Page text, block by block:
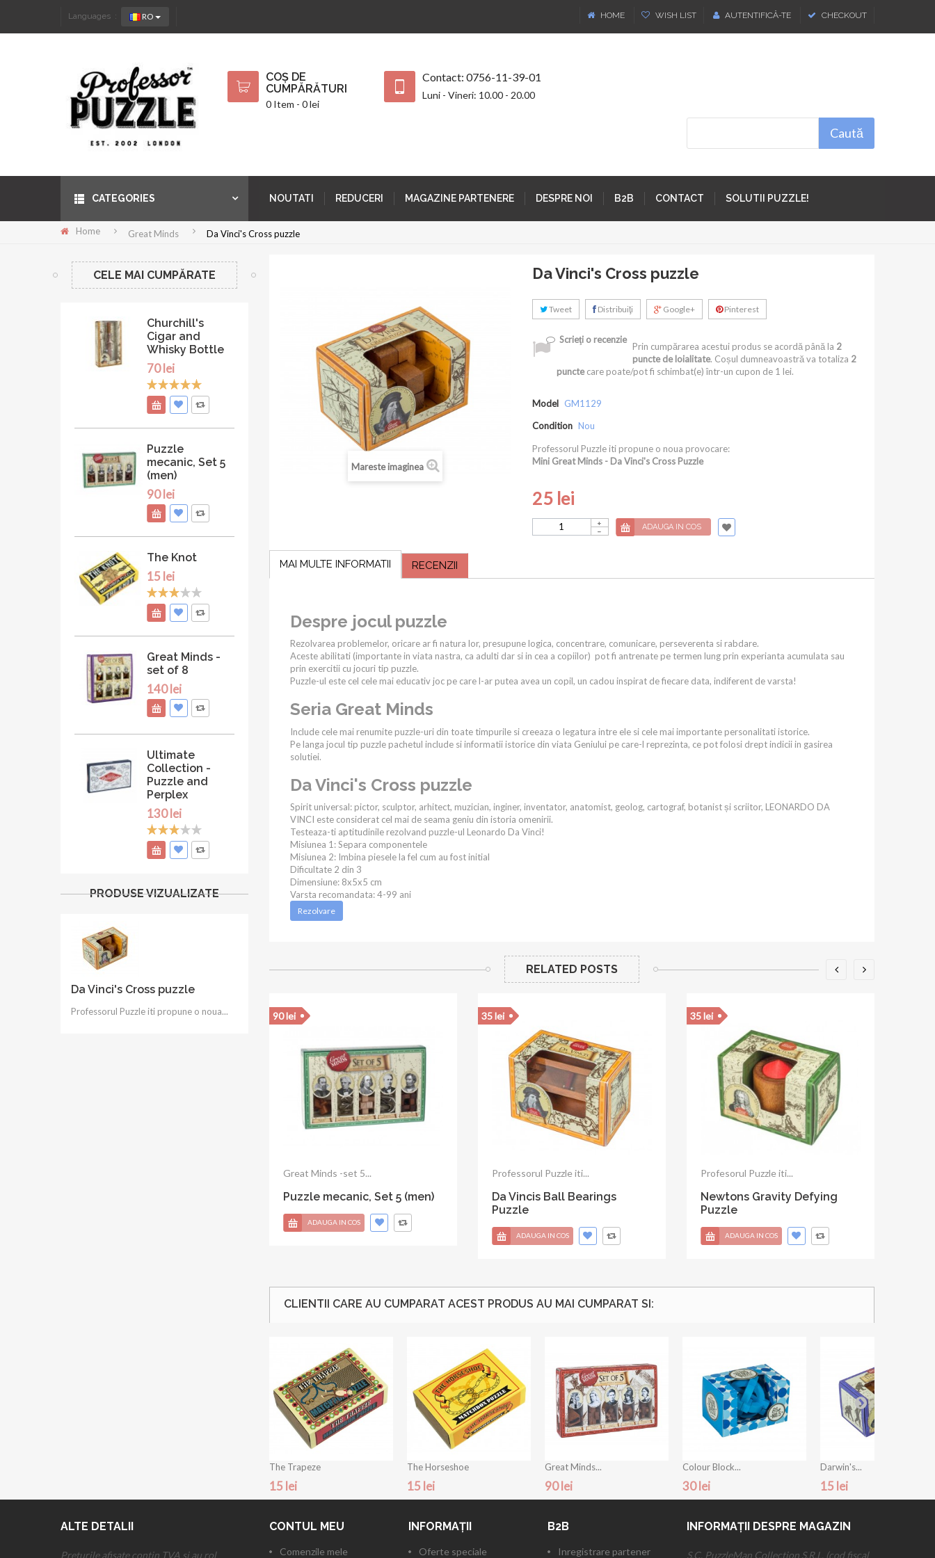
HOME WISH LIST AUTENTIFICĂ-TE CHECKOUT
Languages : RO
COȘ DE
CUMPĂRĂTURI
0 Item - 0 lei
Contact: 0756-11-39-01
Luni - Vineri: 10.00 - 20.00
Caută
CATEGORIES NOUTATI REDUCERI MAGAZINE PARTENERE DESPRE NOI B2B CONTACT SOLUTII PUZZLE!
Home Great Minds Da Vinci's Cross puzzle
CELE MAI CUMPĂRATE
Churchill's
Cigar and
Whisky Bottle
70 lei
Puzzle
mecanic, Set 5
(men)
90 lei
The Knot
15 lei
Great Minds -
set of 8
140 lei
Ultimate
Collection -
Puzzle and
Perplex
130 lei
PRODUSE VIZUALIZATE
Da Vinci's Cross puzzle
Professorul Puzzle iti propune o noua...
Mareste imaginea
Da Vinci's Cross puzzle
Tweet Distribuiţi Google+ Pinterest
Scrieţi o recenzie
Prin cumpărarea acestui produs se acordă până la 2
puncte de loialitate. Coșul dumneavoastră va totaliza 2
punctecare poate/pot fi schimbat(e) într-un cupon de 1 lei.
Model GM1129
Condition Nou
Professorul Puzzle iti propune o noua provocare:
Mini Great Minds - Da Vinci's Cross Puzzle
25 lei
ADAUGA IN COS
MAI MULTE INFORMATII RECENZII
Despre jocul puzzle
Rezolvarea problemelor, oricare ar fi natura lor, presupune logica, concentrare, comunicare, perseverenta si rabdare.
Aceste abilitati (importante in viata nastra, ca adulti dar si in cea a copiilor) pot fi antrenate pe termen lung prin experianta acumulata sau
prin exercitii cu jocuri tip puzzle.
Puzzle-ul este cel cele mai educativ joc pe care l-ar putea avea un copil, un cadou inspirat de fiecare data, indiferent de varsta!
Seria Great Minds
Include cele mai renumite puzzle-uri din toate timpurile si creeaza o legatura intre ele si cele mai importante personalitati istorice.
Pe langa jocul tip puzzle pachetul include si informatii istorice din viata Geniului pe care-l reprezinta, ce pot folosi drept indicii in gasirea
solutiei.
Da Vinci's Cross puzzle
Spirit universal: pictor, sculptor, arhitect, muzician, inginer, inventator, anatomist, geolog, cartograf, botanist și scriitor, LEONARDO DA
VINCI este considerat cel mai de seama geniu din istoria omenirii.
Testeaza-ti aptitudinile rezolvand puzzle-ul Leonardo Da Vinci!
Misiunea 1: Separa componentele
Misiunea 2: Imbina piesele la fel cum au fost initial
Dificultate 2 din 3
Dimensiune: 8x5x5 cm
Varsta recomandata: 4-99 ani
Rezolvare
RELATED POSTS
Profesorul Puzzle propune o...
William the Conquerors
35 lei
Profesorul Puzzle propune o...
Franklins Keys Puzzle
35 lei
Profesorul Puzzle propune o...
Galileo's Star Puzzle
35 lei
CLIENTII CARE AU CUMPARAT ACEST PRODUS AU MAI CUMPARAT SI:
The Trapeze
15 lei
The Horseshoe
15 lei
Great Minds...
90 lei
Colour Block...
30 lei
Darwin's...
15 lei
ALTE DETALII
Preturile afisate contin TVA si au rol
CONTUL MEU
Comenzile mele
INFORMAŢII
Oferte speciale
B2B
Inregistrare partener
INFORMAȚII DESPRE MAGAZIN
S.C. PuzzleMan Collection S.R.L. (cod fiscal